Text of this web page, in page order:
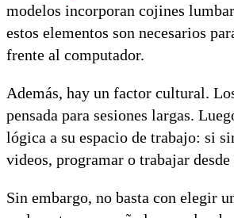
modelos incorporan cojines
estos elementos son necesarios
frente al computador.
Además, hay un factor cultural.
pensada para sesiones largas.
lógica a su espacio de trabajo: si
videos, programar o trabajar desde
Sin embargo, no basta con elegir